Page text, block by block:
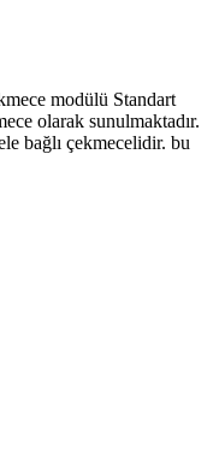
modülü Standart
olarak sunulmaktadır.
bağlı çekmecelidir. bu